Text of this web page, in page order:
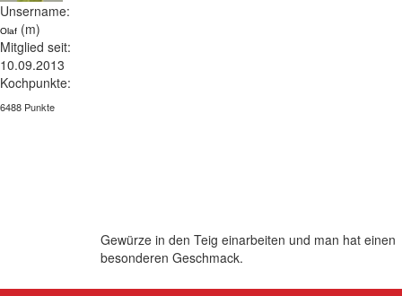
Unsername:
Olaf (m)
Mitglied seit:
10.09.2013
Kochpunkte:
6488 Punkte
Gewürze in den Teig einarbeiten und man hat einen
besonderen Geschmack.